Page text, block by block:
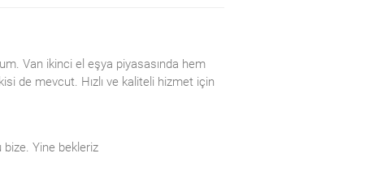
Van ikinci el eşya piyasasında hem
de mevcut. Hızlı ve kaliteli hizmet için
Yine bekleriz